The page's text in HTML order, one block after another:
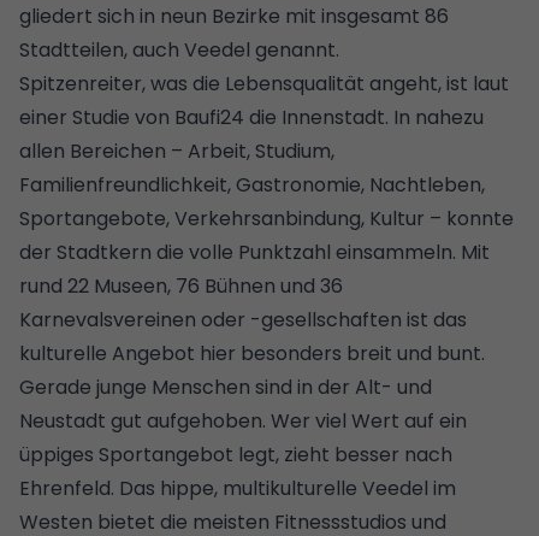
gliedert sich in neun Bezirke mit insgesamt 86
Stadtteilen, auch Veedel genannt.
Spitzenreiter, was die Lebensqualität angeht, ist laut
einer Studie von Baufi24 die Innenstadt. In nahezu
allen Bereichen – Arbeit, Studium,
Familienfreundlichkeit, Gastronomie, Nachtleben,
Sportangebote, Verkehrsanbindung, Kultur – konnte
der Stadtkern die volle Punktzahl einsammeln. Mit
rund 22 Museen, 76 Bühnen und 36
Karnevalsvereinen oder -gesellschaften ist das
kulturelle Angebot hier besonders breit und bunt.
Gerade junge Menschen sind in der Alt- und
Neustadt gut aufgehoben. Wer viel Wert auf ein
üppiges Sportangebot legt, zieht besser nach
Ehrenfeld. Das hippe, multikulturelle Veedel im
Westen bietet die meisten Fitnessstudios und